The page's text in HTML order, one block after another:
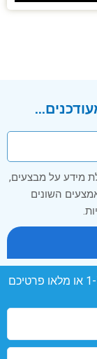
מידע על מבצעים,
השונים
או מלאו פרטיכם